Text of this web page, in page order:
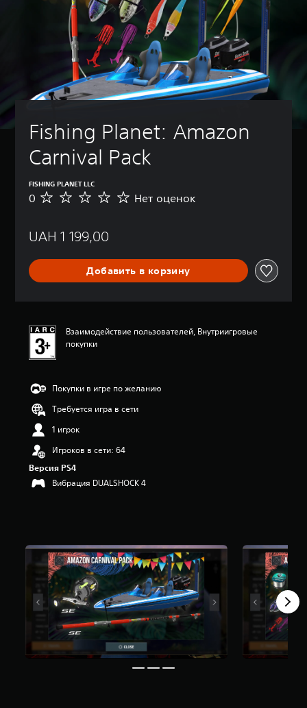
Fishing Planet: Amazon
Carnival Pack
FISHING PLANET LLC
Н
о
е
н
0 Нет оценок
UAH 1 199,00
Добавить в корзину
Взаимодействие пользователей, Внутриигровые
покупки
Покупки в игре по желанию
Требуется игра в сети
1 игрок
Игроков в сети: 64
Версия PS4
Вибрация DUALSHOCK 4